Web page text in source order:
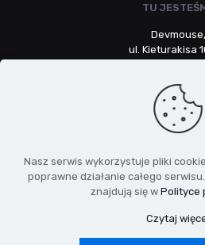
TU
Devmouse,
ul. Kieturakisa
+48 661 326
Nasz serwis wykorzystuje pliki
poprawne działanie całego
znajdują się w Polityce
Czytaj